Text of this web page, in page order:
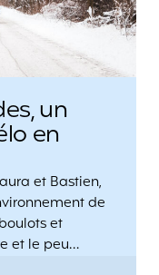
un
en
et Bastien,
de
et
et le peu…